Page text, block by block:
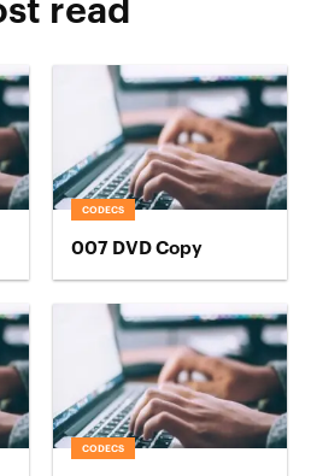
read
CODECS
007 DVD Copy
CODECS